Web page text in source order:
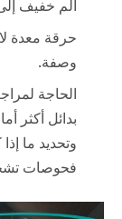
ألم خفيف
حرقة معدة
وصفة.
الحاجة
بدائل أكثر
وتحديد ما
فحوصات